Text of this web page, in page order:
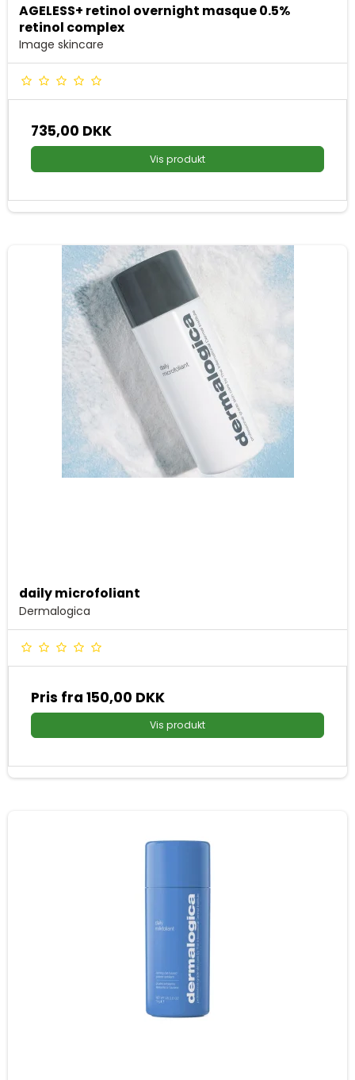
AGELESS+ retinol overnight masque 0.5%
retinol complex
Image skincare
735,00 DKK
Vis produkt
daily microfoliant
Dermalogica
Pris fra 150,00 DKK
Vis produkt